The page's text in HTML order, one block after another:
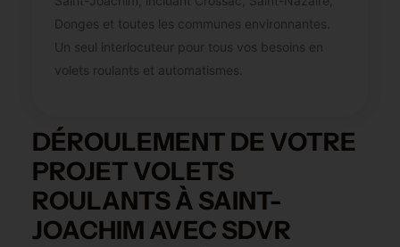
Donges et toutes les communes environnantes.
Un seul interlocuteur pour tous vos besoins en
volets roulants et automatismes.
DÉROULEMENT DE VOTRE
PROJET VOLETS
ROULANTS À SAINT-
JOACHIM AVEC SDVR